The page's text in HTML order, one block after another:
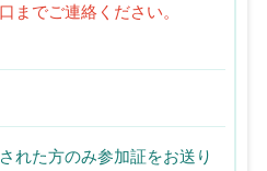
までご連絡ください。
れた方のみ参加証をお送り